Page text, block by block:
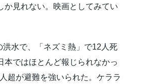
か見れない。映画としてみてい
水で、「ネズミ熱」で12人死
ではほとんど報じられなかっ
超が避難を強いられた。ケララ